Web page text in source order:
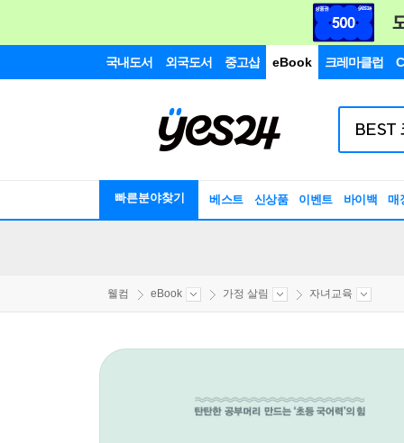
국내도서 외국도서 중고샵 eBook 크레마클럽
빠른분야찾기 베스트 신상품 이벤트 바이백 매
웰컴 eBook 가정 살림 자녀교육